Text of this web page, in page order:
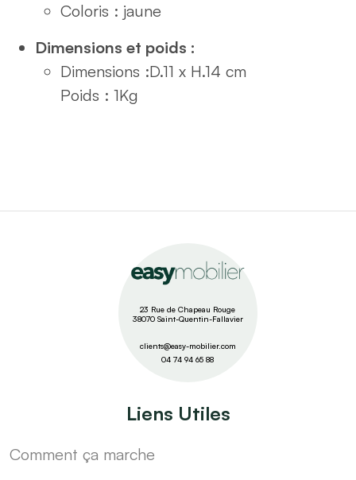
Coloris : jaune
Dimensions et poids :
Dimensions :D.11 x H.14 cm
Poids : 1Kg
23 Rue de Chapeau Rouge
38070 Saint-Quentin-Fallavier
clients@easy-mobilier.com
04 74 94 65 88
Liens Utiles
Comment ça marche